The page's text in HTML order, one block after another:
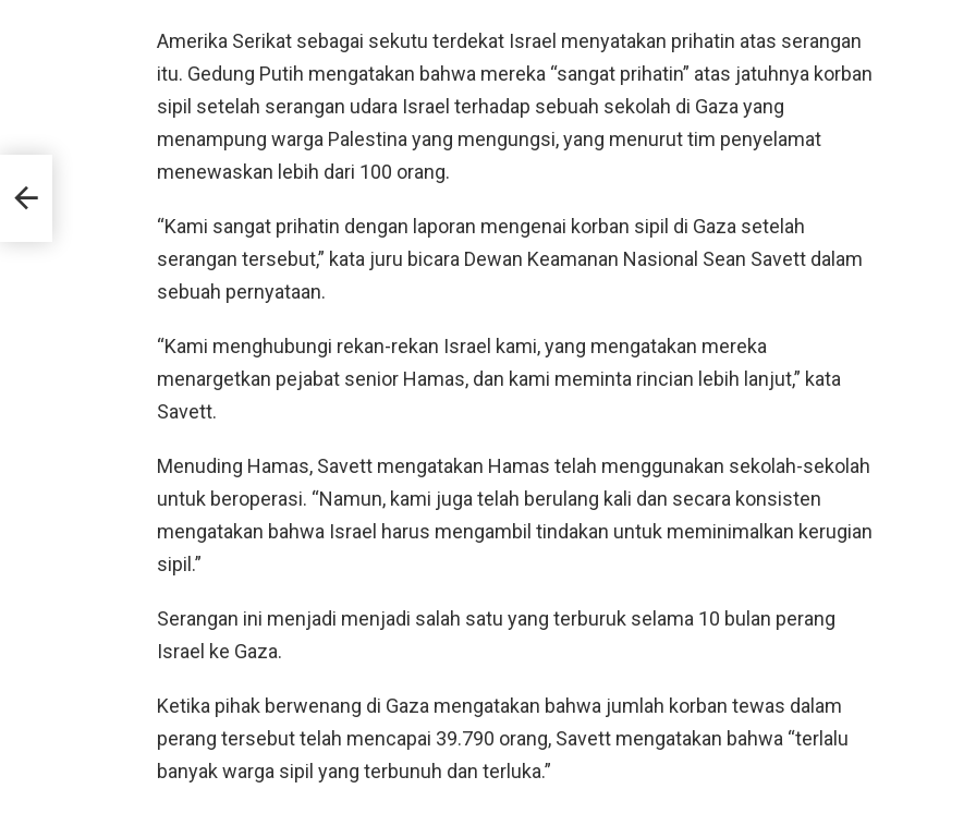
Amerika Serikat sebagai sekutu terdekat Israel menyatakan prihatin atas serangan
itu. Gedung Putih mengatakan bahwa mereka “sangat prihatin” atas jatuhnya korban
sipil setelah serangan udara Israel terhadap sebuah sekolah di Gaza yang
menampung warga Palestina yang mengungsi, yang menurut tim penyelamat
menewaskan lebih dari 100 orang.
“Kami sangat prihatin dengan laporan mengenai korban sipil di Gaza setelah
serangan tersebut,” kata juru bicara Dewan Keamanan Nasional Sean Savett dalam
sebuah pernyataan.
“Kami menghubungi rekan-rekan Israel kami, yang mengatakan mereka
menargetkan pejabat senior Hamas, dan kami meminta rincian lebih lanjut,” kata
Savett.
Menuding Hamas, Savett mengatakan Hamas telah menggunakan sekolah-sekolah
untuk beroperasi. “Namun, kami juga telah berulang kali dan secara konsisten
mengatakan bahwa Israel harus mengambil tindakan untuk meminimalkan kerugian
sipil.”
Serangan ini menjadi menjadi salah satu yang terburuk selama 10 bulan perang
Israel ke Gaza.
Ketika pihak berwenang di Gaza mengatakan bahwa jumlah korban tewas dalam
perang tersebut telah mencapai 39.790 orang, Savett mengatakan bahwa “terlalu
banyak warga sipil yang terbunuh dan terluka.”